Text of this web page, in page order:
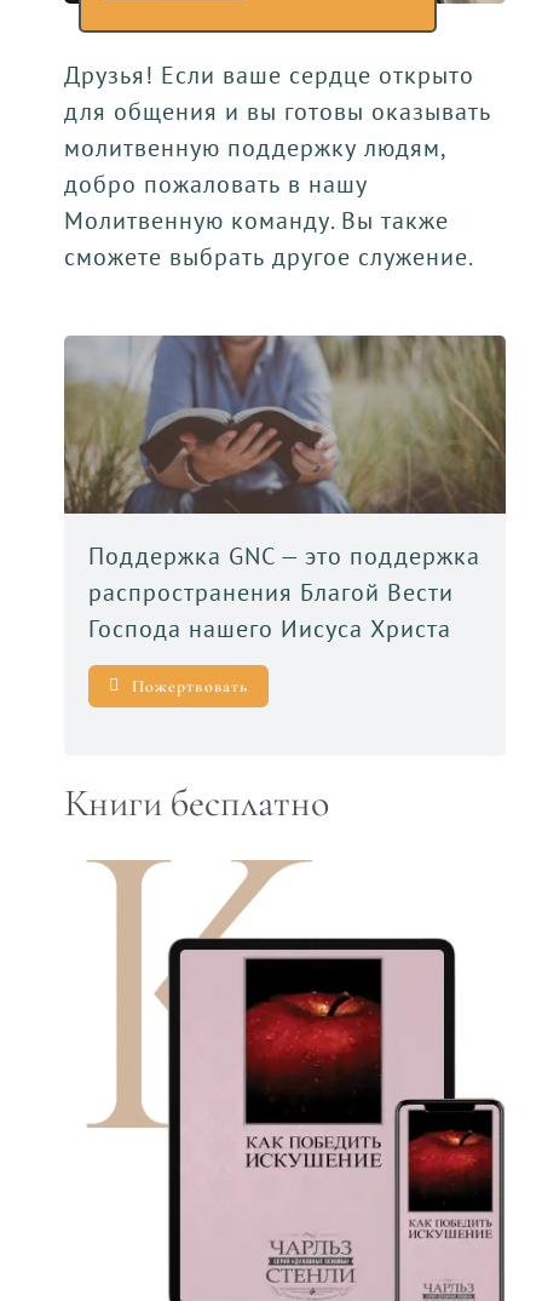
Друзья! Если ваше сердце открыто
для общения и вы готовы оказывать
молитвенную поддержку людям,
добро пожаловать в нашу
Молитвенную команду. Вы также
сможете выбрать другое служение.
Поддержка GNC — это поддержка
распространения Благой Вести
Господа нашего Иисуса Христа
Пожертвовать
Книги бесплатно